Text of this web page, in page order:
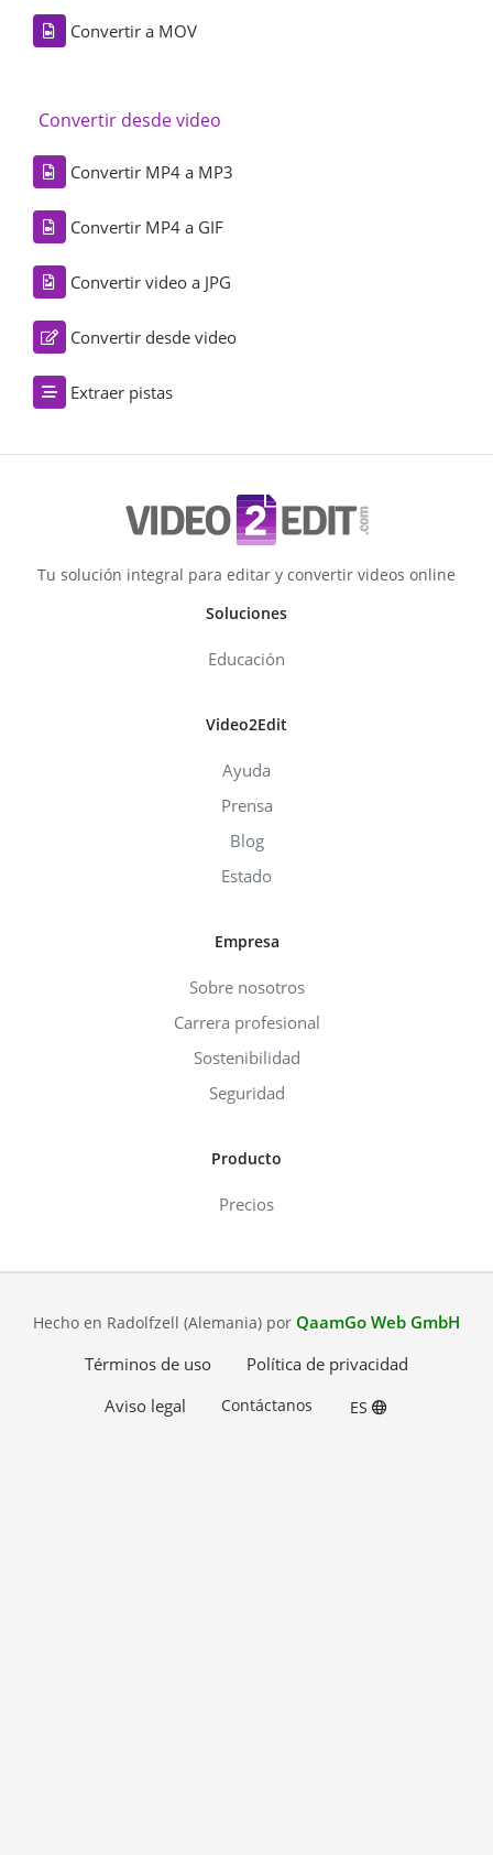
Convertir a MOV
Convertir desde video
Convertir MP4 a MP3
Convertir MP4 a GIF
Convertir video a JPG
Convertir desde video
Extraer pistas
Tu solución integral para editar y convertir videos online
Soluciones
Educación
Video2Edit
Ayuda
Prensa
Blog
Estado
Empresa
Sobre nosotros
Carrera profesional
Sostenibilidad
Seguridad
Producto
Precios
Hecho en Radolfzell (Alemania) por QaamGo Web GmbH
Términos de uso
Política de privacidad
Aviso legal
Contáctanos ES